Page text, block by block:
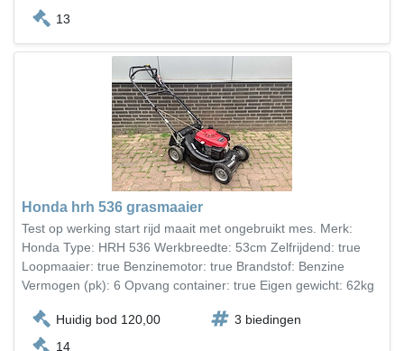
13
Honda hrh 536 grasmaaier
Test op werking start rijd maait met ongebruikt mes. Merk:
Honda Type: HRH 536 Werkbreedte: 53cm Zelfrijdend: true
Loopmaaier: true Benzinemotor: true Brandstof: Benzine
Vermogen (pk): 6 Opvang container: true Eigen gewicht: 62kg
Huidig bod 120,00
3 biedingen
14